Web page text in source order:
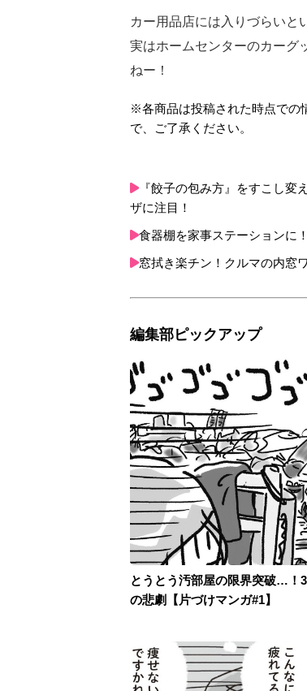
カー用品店には入りづらいと
実はホームセンターのカーグ
ねー！
※各商品は投稿された時点での
で、ご了承ください。
『餃子の包み方』をすこし変
ザに注目！
食器棚を家事ステーションに！
窓拭き楽チン！クルマの内窓
編集部ピックアップ
とうとう汚部屋の限界突破…！
の悲劇【片づけマンガ#1】